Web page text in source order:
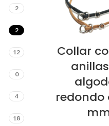
2
2
12
0
4
18
Collar
redondo